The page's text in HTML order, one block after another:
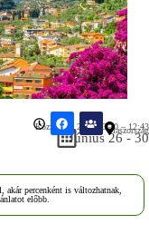
Június 26 - 30
Közzétéve: 2026.03.30 – 12:43
Olaszország
akár percenként is változhatnak,
előbb.